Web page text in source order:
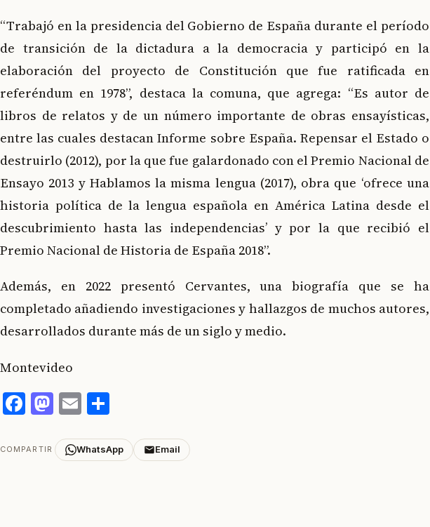
“Trabajó en la presidencia del Gobierno de España durante el período
de transición de la dictadura a la democracia y participó en la
elaboración del proyecto de Constitución que fue ratificada en
referéndum en 1978”, destaca la comuna, que agrega: “Es autor de
libros de relatos y de un número importante de obras ensayísticas,
entre las cuales destacan Informe sobre España. Repensar el Estado o
destruirlo (2012), por la que fue galardonado con el Premio Nacional de
Ensayo 2013 y Hablamos la misma lengua (2017), obra que ‘ofrece una
historia política de la lengua española en América Latina desde el
descubrimiento hasta las independencias’ y por la que recibió el
Premio Nacional de Historia de España 2018”.
Además, en 2022 presentó Cervantes, una biografía que se ha
completado añadiendo investigaciones y hallazgos de muchos autores,
desarrollados durante más de un siglo y medio.
Montevideo
Facebook
Mastodon
Email
COMPARTIR WhatsApp Email